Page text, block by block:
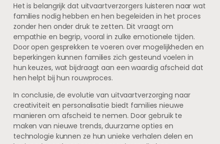
Het is belangrijk dat uitvaartverzorgers luisteren naar wat
families nodig hebben en hen begeleiden in het proces
zonder hen onder druk te zetten. Dit vraagt om
empathie en begrip, vooral in zulke emotionele tijden.
Door open gesprekken te voeren over mogelijkheden en
beperkingen kunnen families zich gesteund voelen in
hun keuzes, wat bijdraagt aan een waardig afscheid dat
hen helpt bij hun rouwproces.
In conclusie, de evolutie van uitvaartverzorging naar
creativiteit en personalisatie biedt families nieuwe
manieren om afscheid te nemen. Door gebruik te
maken van nieuwe trends, duurzame opties en
technologie kunnen ze hun unieke verhalen delen en